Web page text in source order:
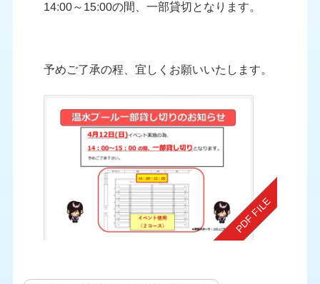
14:00～15:00の間、一部貸切となります。
予めご了承の程、宜しくお願いいたします。